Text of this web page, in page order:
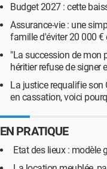
Budget 2027 : cette
Assurance-vie : une
famille d'éviter 20 000
"La succession de mon
héritier refuse de signer
La justice requalifie son
en cassation, voici
EN PRATIQUE
Etat des lieux : modèle